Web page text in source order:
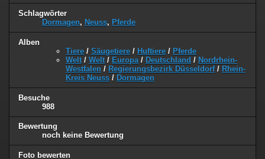
Schlagwörter
Dormagen, Neuss, Pferde
Alben
Tiere / Säugetiere / Huftiere / Pferde
Welt / Welt / Europa / Deutschland / Nordrhein-
Westfalen / Regierungsbezirk Düsseldorf/ Rhein-
Kreis Neuss / Dormagen
Besuche
988
Bewertung
noch keine Bewertung
Foto bewerten